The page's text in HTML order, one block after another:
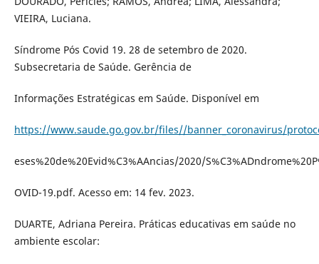
VIEIRA, Luciana.
Síndrome Pós Covid 19. 28 de setembro de 2020.
Subsecretaria de Saúde. Gerência de
Informações Estratégicas em Saúde. Disponível em
https://www.saude.go.gov.br/files//banner_coronavirus/
eses%20de%20Evid%C3%AAncias/2020/
OVID-19.pdf. Acesso em: 14 fev. 2023.
DUARTE, Adriana Pereira. Práticas educativas em saúde no
ambiente escolar: